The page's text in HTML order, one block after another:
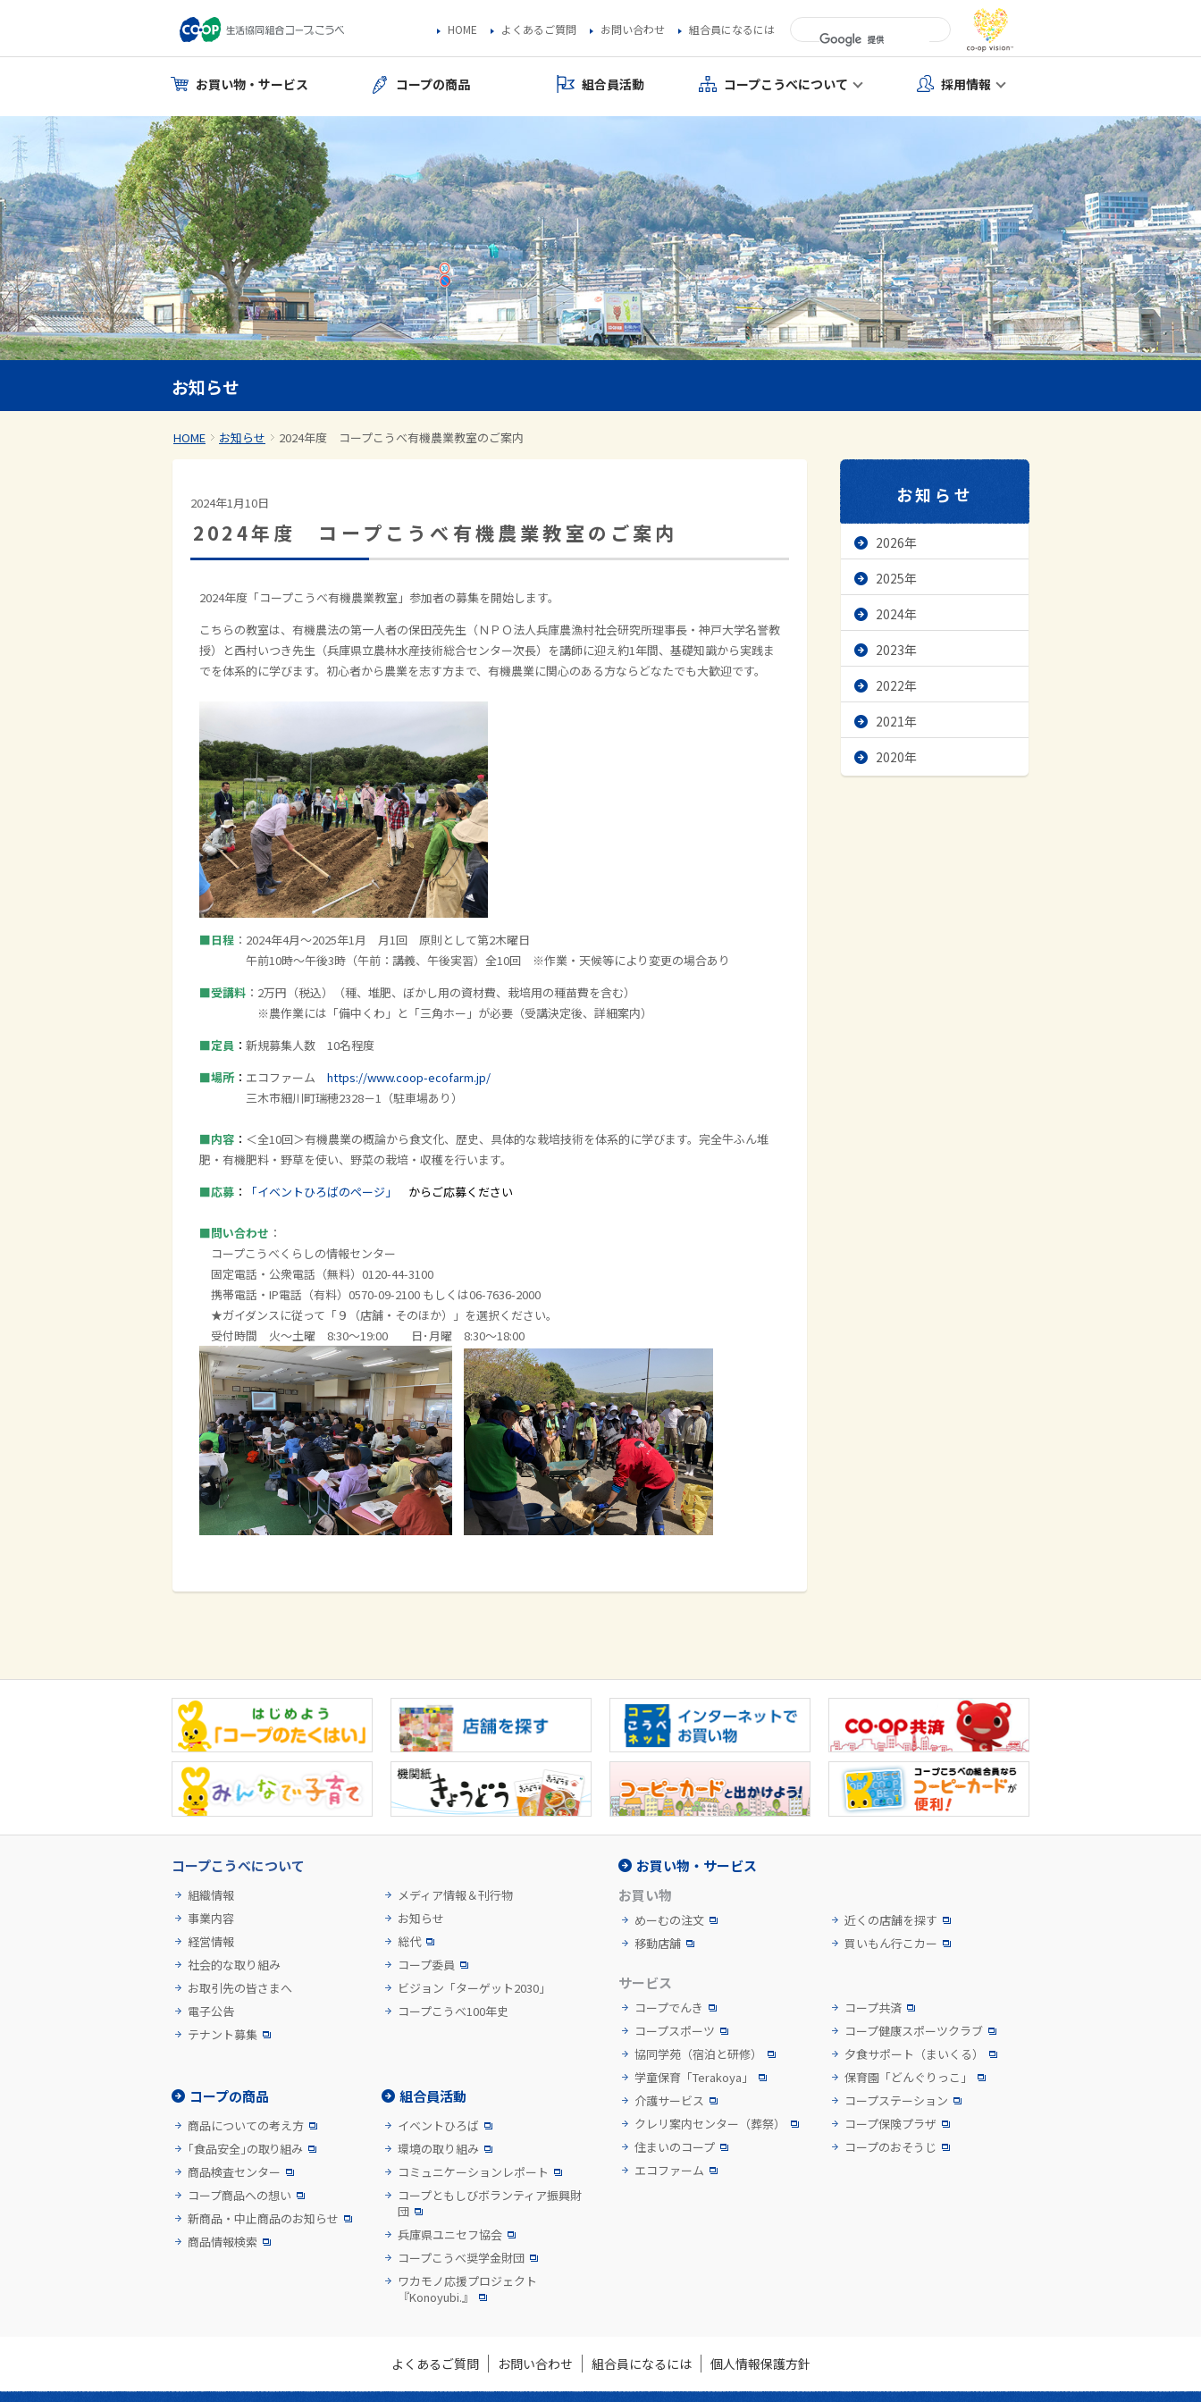
HOME よくあるご質問 お問い合わせ 組合員になるには
お買い物・サービス コープの商品 組合員活動 コープこうべについて 採用情報
お知らせ
HOME お知らせ 2024年度 コープこうべ有機農業教室のご案内
お知らせ
2026年
2025年
2024年
2023年
2022年
2021年
2020年
2024年1月10日
2024年度 コープこうべ有機農業教室のご案内
2024年度「コープこうべ有機農業教室」参加者の募集を開始します。
こちらの教室は、有機農法の第一人者の保田茂先生（ＮＰＯ法人兵庫農漁村社会研究所理事長・神戸大学名誉教
授）と西村いつき先生（兵庫県立農林水産技術総合センター次長）を講師に迎え約1年間、基礎知識から実践ま
でを体系的に学びます。初心者から農業を志す方まで、有機農業に関心のある方ならどなたでも大歓迎です。
■日程 ： 2024年4月～2025年1月 月1回 原則として第2木曜日
午前10時～午後3時（午前：講義、午後実習）全10回 ※作業・天候等により変更の場合あり
■受講料 ： 2万円（税込）（種、堆肥、ぼかし用の資材費、栽培用の種苗費を含む）
※農作業には「備中くわ」と「三角ホー」が必要（受講決定後、詳細案内）
■定員 ： 新規募集人数 10名程度
■場所： エコファーム https://www.coop-ecofarm.jp/
三木市細川町瑞穂2328－1（駐車場あり）
■内容 ： ＜全10回＞有機農業の概論から食文化、歴史、具体的な栽培技術を体系的に学びます。完全牛ふん堆
肥・有機肥料・野草を使い、野菜の栽培・収穫を行います。
■応募 ： 「イベントひろばのページ」 からご応募ください
■問い合わせ ：
コープこうべくらしの情報センター
固定電話・公衆電話（無料）0120-44-3100
携帯電話・IP電話（有料）0570-09-2100 もしくは06-7636-2000
★ガイダンスに従って「９（店舗・そのほか）」を選択ください。
受付時間 火～土曜 8:30～19:00 日･月曜 8:30～18:00
コープこうべについて
組織情報
事業内容
経営情報
社会的な取り組み
お取引先の皆さまへ
電子公告
テナント募集
メディア情報＆刊行物
お知らせ
総代
コープ委員
ビジョン「ターゲット2030」
コープこうべ100年史
コープの商品
商品についての考え方
「食品安全」の取り組み
商品検査センター
コープ商品への想い
新商品・中止商品のお知らせ
商品情報検索
組合員活動
イベントひろば
環境の取り組み
コミュニケーションレポート
コープともしびボランティア振興財
団
兵庫県ユニセフ協会
コープこうべ奨学金財団
ワカモノ応援プロジェクト
『Konoyubi.』
お買い物・サービス
お買い物
めーむの注文
移動店舗
近くの店舗を探す
買いもん行こカー
サービス
コープでんき
コープ共済
コープスポーツ
コープ健康スポーツクラブ
協同学苑 （宿泊と研修） 夕食サポート （まいくる）
学童保育「Terakoya」
保育園「どんぐりっこ」
介護サービス
コープステーション
クレリ案内センター （葬祭）
コープ保険プラザ
住まいのコープ
コープのおそうじ
エコファーム
よくあるご質問 お問い合わせ 組合員になるには 個人情報保護方針